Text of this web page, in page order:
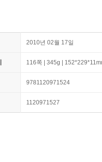
2010년 02월 17일
116쪽 | 345g |
9781120971524
1120971527